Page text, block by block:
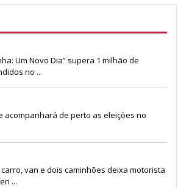
Um Novo Dia” supera 1 milhão de
no ...
acompanhará de perto as eleições no
van e dois caminhões deixa motorista
...